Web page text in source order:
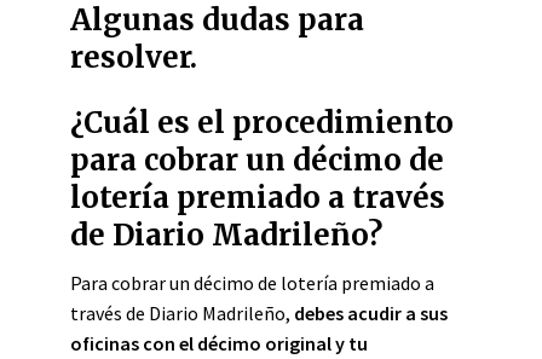
Algunas dudas para
resolver.
¿Cuál es el procedimiento
para cobrar un décimo de
lotería premiado a través
de Diario Madrileño?
Para cobrar un décimo de lotería premiado a
través de Diario Madrileño, debes acudir a sus
oficinas con el décimo original y tu